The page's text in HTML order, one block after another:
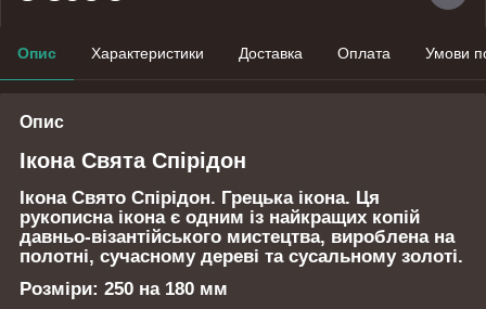
Опис Характеристики Доставка Оплата Умови
Опис
Ікона Свята Спірідон
Ікона Свято Спірідон. Грецька ікона. Ця
рукописна ікона є одним із найкращих копій
давньо-візантійського мистецтва, вироблена на
полотні, сучасному дереві та сусальному золоті.
Розміри: 250 на 180 мм